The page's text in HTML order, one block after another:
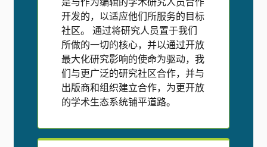
开发的，以适应他们所服务的目标
社区。 通过将研究人员置于我们
所做的一切的核心，并以通过开放
最大化研究影响的使命为驱动，我
们与更广泛的研究社区合作，并与
出版商和组织建立合作，为更开放
的学术生态系统铺平道路。